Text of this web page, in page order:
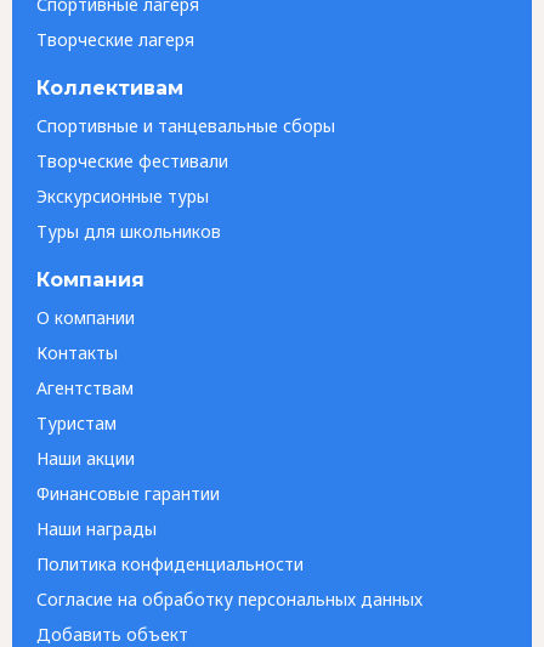
Спортивные лагеря
Творческие лагеря
Коллективам
Спортивные и танцевальные сборы
Творческие фестивали
Экскурсионные туры
Туры для школьников
Компания
О компании
Контакты
Агентствам
Туристам
Наши акции
Финансовые гарантии
Наши награды
Политика конфиденциальности
Согласие на обработку персональных данных
Добавить объект